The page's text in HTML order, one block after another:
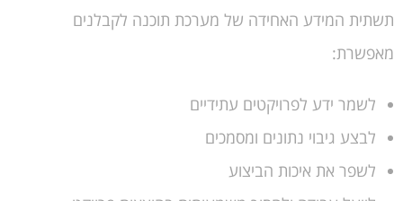
תשתית המידע האחידה של מערכת תוכנה לקבלנים
מאפשרת:
לשמר ידע לפרויקטים עתידיים
לבצע גיבוי נתונים ומסמכים
לשפר את איכות הביצוע